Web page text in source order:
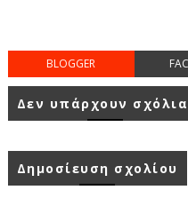
BLOGGER
Δεν υπάρχουν
Δημοσίευση σχολίου